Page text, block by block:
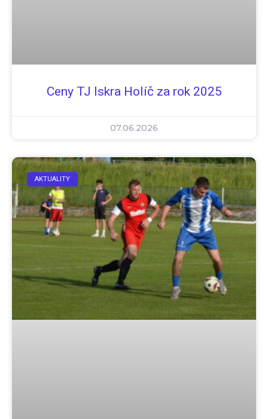
Ceny TJ Iskra Holíč za rok 2025
07.06.2026
AKTUALITY